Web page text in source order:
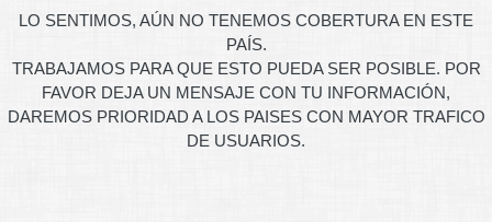
LO SENTIMOS, AÚN NO TENEMOS COBERTURA EN ESTE
PAÍS.
TRABAJAMOS PARA QUE ESTO PUEDA SER POSIBLE. POR
FAVOR DEJA UN MENSAJE CON TU INFORMACIÓN,
DAREMOS PRIORIDAD A LOS PAISES CON MAYOR TRAFICO
DE USUARIOS.